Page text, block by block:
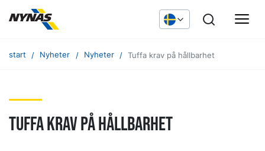
start Nyheter Nyheter Tuffa krav på hållbarhet
Tuffa krav på hållbarhet